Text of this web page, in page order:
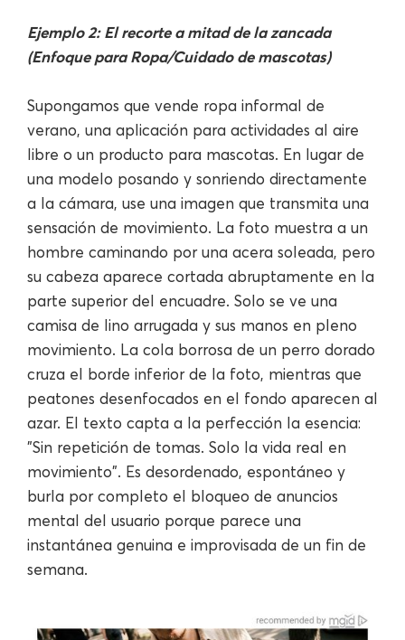
Ejemplo 2: El recorte a mitad de la zancada
(Enfoque para Ropa/Cuidado de mascotas)
Supongamos que vende ropa informal de
verano, una aplicación para actividades al aire
libre o un producto para mascotas. En lugar de
una modelo posando y sonriendo directamente
a la cámara, use una imagen que transmita una
sensación de movimiento. La foto muestra a un
hombre caminando por una acera soleada, pero
su cabeza aparece cortada abruptamente en la
parte superior del encuadre. Solo se ve una
camisa de lino arrugada y sus manos en pleno
movimiento. La cola borrosa de un perro dorado
cruza el borde inferior de la foto, mientras que
peatones desenfocados en el fondo aparecen al
azar. El texto capta a la perfección la esencia:
"Sin repetición de tomas. Solo la vida real en
movimiento". Es desordenado, espontáneo y
burla por completo el bloqueo de anuncios
mental del usuario porque parece una
instantánea genuina e improvisada de un fin de
semana.